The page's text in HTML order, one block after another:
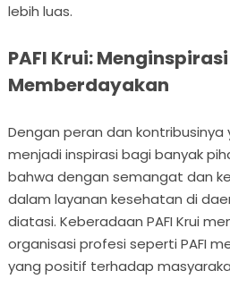
lebih luas.
PAFI Krui:
Memberdayakan
Dengan peran dan kontribusinya
menjadi inspirasi bagi banyak
bahwa dengan semangat dan
dalam layanan kesehatan di
diatasi. Keberadaan PAFI Krui
organisasi profesi seperti PAFI
yang positif terhadap